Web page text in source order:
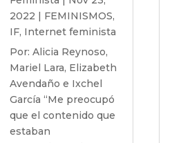
2022 | FEMINISMOS,
IF, Internet feminista
Por: Alicia Reynoso,
Mariel Lara, Elizabeth
Avendaño e Ixchel
García “Me preocupó
que el contenido que
estaban